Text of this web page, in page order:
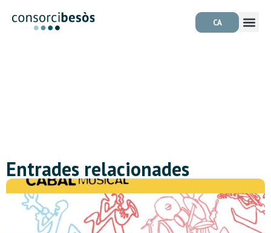
CA
Entrades relacionades